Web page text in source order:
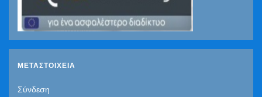
ΜΕΤΑΣΤΟΙΧΕΊΑ
Σύνδεση